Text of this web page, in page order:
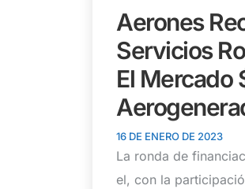
Aerones
Servicios
El Mercado
16 DE ENERO DE 2023
La ronda de
el, con la